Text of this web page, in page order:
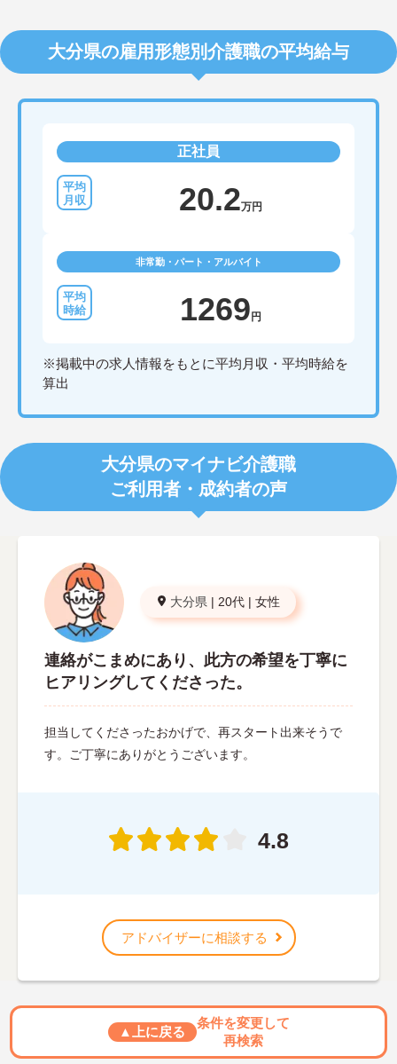
大分県の雇用形態別介護職の平均給与
正社員
20.2万円
非常勤・パート・アルバイト
1269 円
※掲載中の求人情報をもとに平均月収・平均時給を
算出
大分県のマイナビ介護職
ご利用者・成約者の声
大分県 | 20代 | 女性
連絡がこまめにあり、此方の希望を丁寧に
ヒアリングしてくださった。
担当してくださったおかげで、再スタート出来そうで
す。ご丁寧にありがとうございます。
4.8
アドバイザーに相談する
▲上に戻る
条件を変更して
再検索